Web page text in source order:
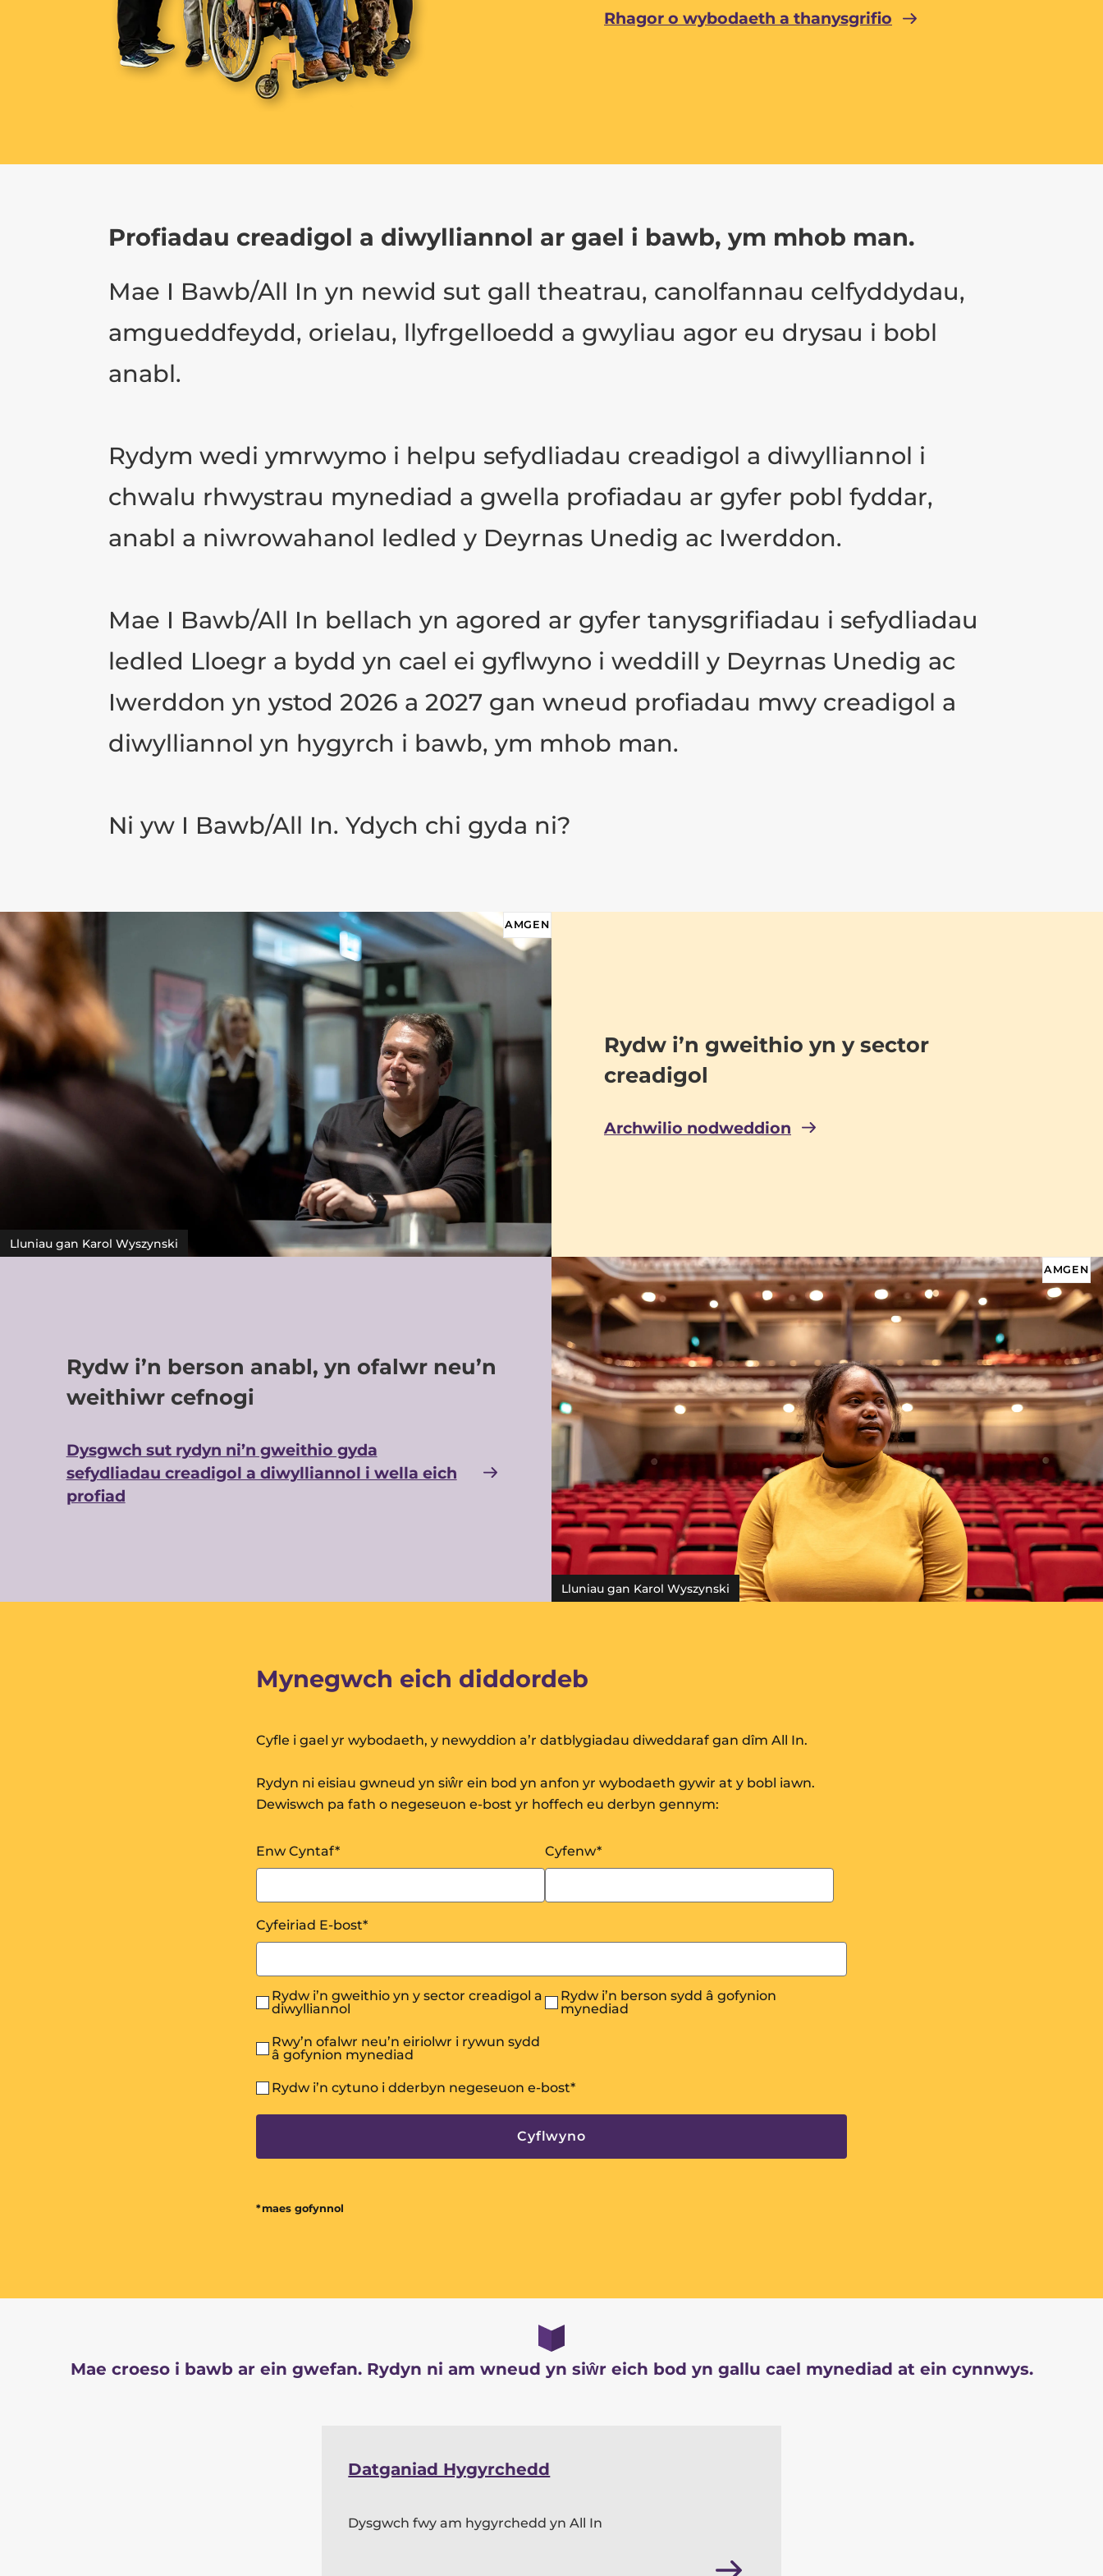
Rhagor o wybodaeth a thanysgrifio
Profiadau creadigol a diwylliannol ar gael i bawb, ym mhob man.
Mae I Bawb/All In yn newid sut gall theatrau, canolfannau celfyddydau,
amgueddfeydd, orielau, llyfrgelloedd a gwyliau agor eu drysau i bobl
anabl.
Rydym wedi ymrwymo i helpu sefydliadau creadigol a diwylliannol i
chwalu rhwystrau mynediad a gwella profiadau ar gyfer pobl fyddar,
anabl a niwrowahanol ledled y Deyrnas Unedig ac Iwerddon.
Mae I Bawb/All In bellach yn agored ar gyfer tanysgrifiadau i sefydliadau
ledled Lloegr a bydd yn cael ei gyflwyno i weddill y Deyrnas Unedig ac
Iwerddon yn ystod 2026 a 2027 gan wneud profiadau mwy creadigol a
diwylliannol yn hygyrch i bawb, ym mhob man.
Ni yw I Bawb/All In. Ydych chi gyda ni?
AMGEN
Lluniau gan Karol Wyszynski
Rydw i’n gweithio yn y sector
creadigol
Archwilio nodweddion
Rydw i’n berson anabl, yn ofalwr neu’n
weithiwr cefnogi
Dysgwch sut rydyn ni’n gweithio gyda
sefydliadau creadigol a diwylliannol i wella eich
profiad
AMGEN
Lluniau gan Karol Wyszynski
Mynegwch eich diddordeb
Cyfle i gael yr wybodaeth, y newyddion a’r datblygiadau diweddaraf gan dîm All In.
Rydyn ni eisiau gwneud yn siŵr ein bod yn anfon yr wybodaeth gywir at y bobl iawn.
Dewiswch pa fath o negeseuon e-bost yr hoffech eu derbyn gennym:
Enw Cyntaf* Cyfenw*
Cyfeiriad E-bost*
Rydw i’n gweithio yn y sector creadigol a
diwylliannol
Rydw i’n berson sydd â gofynion
mynediad
Rwy’n ofalwr neu’n eiriolwr i rywun sydd
â gofynion mynediad
Rydw i’n cytuno i dderbyn negeseuon e-bost*
*maes gofynnol
Mae croeso i bawb ar ein gwefan. Rydyn ni am wneud yn siŵr eich bod yn gallu cael mynediad at ein cynnwys.
Datganiad Hygyrchedd
Dysgwch fwy am hygyrchedd yn All In